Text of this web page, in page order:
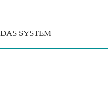
DAS SYSTEM